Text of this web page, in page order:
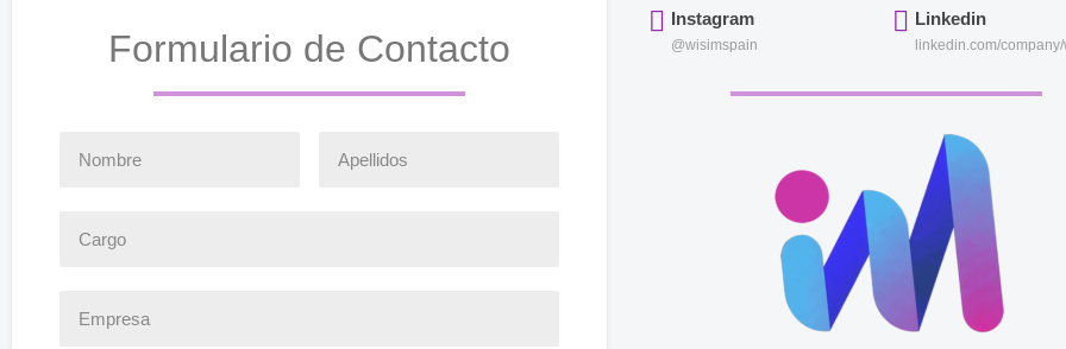
Formulario de Contacto
Instagram
@wisimspain
Linkedin
linkedin.com/